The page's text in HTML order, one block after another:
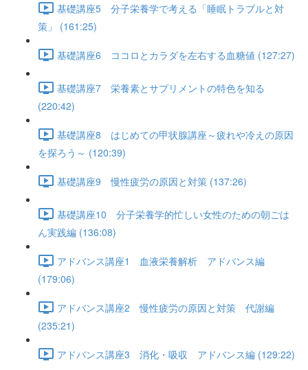
基礎講座5 分子栄養学で考える「睡眠トラブルと対
策」 (161:25)
基礎講座6 ココロとカラダを左右する血糖値 (127:27)
基礎講座7 栄養素とサプリメントの特色を知る
(220:42)
基礎講座8 はじめての甲状腺講座～疲れや冷えの原因
を探ろう～ (120:39)
基礎講座9 慢性疲労の原因と対策 (137:26)
基礎講座10 分子栄養学的忙しい女性のための朝ごは
ん実践編 (136:08)
アドバンス講座1 血液栄養解析 アドバンス編
(179:06)
アドバンス講座2 慢性疲労の原因と対策 代謝編
(235:21)
アドバンス講座3 消化・吸収 アドバンス編 (129:22)